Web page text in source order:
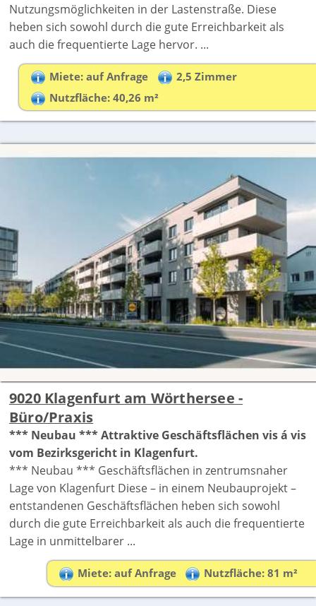
Nutzungsmöglichkeiten in der Lastenstraße. Diese
heben sich sowohl durch die gute Erreichbarkeit als
auch die frequentierte Lage hervor. ...
Miete: auf Anfrage
2,5 Zimmer
Nutzfläche: 40,26 m²
9020 Klagenfurt am Wörthersee -
Büro/Praxis
*** Neubau *** Attraktive Geschäftsflächen vis á vis
vom Bezirksgericht in Klagenfurt.
*** Neubau *** Geschäftsflächen in zentrumsnaher
Lage von Klagenfurt Diese – in einem Neubauprojekt –
entstandenen Geschäftsflächen heben sich sowohl
durch die gute Erreichbarkeit als auch die frequentierte
Lage in unmittelbarer ...
Miete: auf Anfrage Nutzfläche: 81 m²